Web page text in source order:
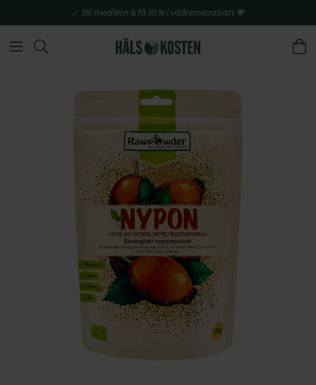
Bli medlem & få 10 % i välkomstrabatt 💚